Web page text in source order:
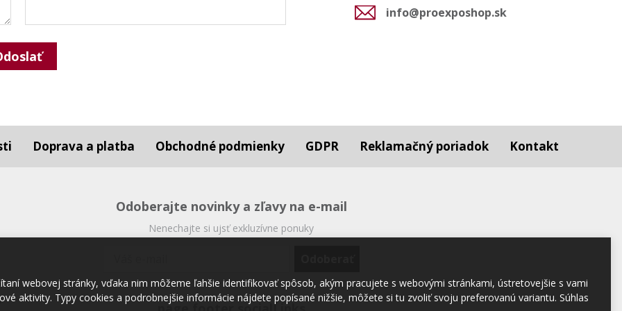
info@proexposhop.sk
Doprava a platba Obchodné podmienky GDPR Reklamačný poriadok Kontakt
Odoberajte novinky a zľavy na e-mail
Nenechajte si ujsť exkluzívne ponuky
webovej stránky, vďaka nim môžeme ľahšie identifikovať spôsob, akým pracujete s webovými stránkami, ústretovejšie s vami
aktivity. Typy cookies a podrobnejšie informácie nájdete popísané nižšie, môžete si tu zvoliť svoju preferovanú variantu. Súhlas